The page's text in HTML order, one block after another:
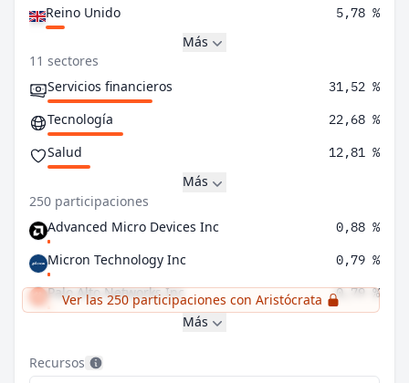
Reino Unido 5,78 %
Más
11 sectores
Servicios financieros
31,52 %
Tecnología 22,68 %
Salud 12,81 %
Más
250 participaciones
Advanced Micro Devices Inc
0,88 %
Micron Technology Inc 0,79 %
Palo Alto Networks Inc 0,79 %
Ver las 250 participaciones con Aristócrata
Más
Recursos